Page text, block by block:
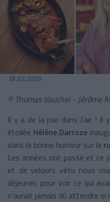
18.02.2025
© Thomas Vauchel - Jérôme
Il y a de la joie dans l’air !
étoilée Hélène Darroze
dans la bonne humeur sur la
Les années ont passé et
et de velours vêtu nous
déjeuner, pour voir ce qui
n’aurait jamais dû attendre